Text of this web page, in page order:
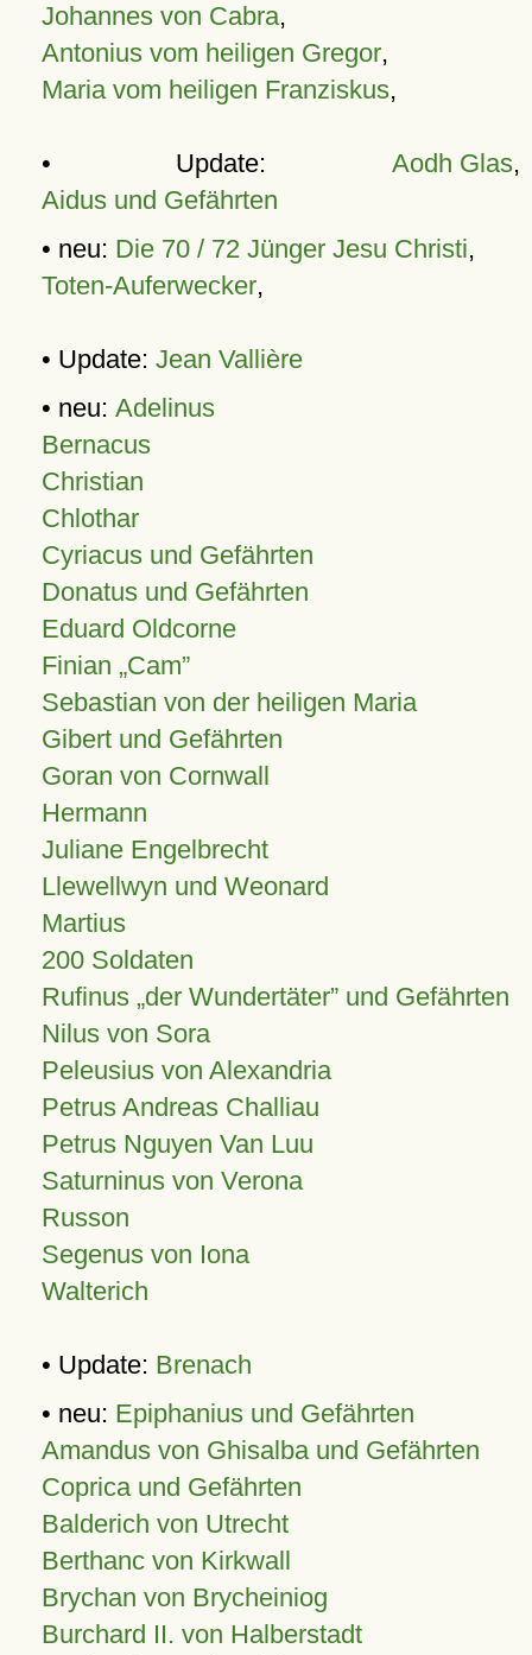
Johannes von Cabra,
Antonius vom heiligen Gregor,
Maria vom heiligen Franziskus,
• Update: Aodh Glas,
Aidus und Gefährten
• neu: Die 70 / 72 Jünger Jesu Christi,
Toten-Auferwecker,
• Update: Jean Vallière
• neu: Adelinus
Bernacus
Christian
Chlothar
Cyriacus und Gefährten
Donatus und Gefährten
Eduard Oldcorne
Finian Cam
Sebastian von der heiligen Maria
Gibert und Gefährten
Goran von Cornwall
Hermann
Juliane Engelbrecht
Llewellwyn und Weonard
Martius
200 Soldaten
Rufinus „der Wundertäter” und Gefährten
Nilus von Sora
Peleusius von Alexandria
Petrus Andreas Challiau
Petrus Nguyen Van Luu
Saturninus von Verona
Russon
Segenus von Iona
Walterich
• Update: Brenach
• neu: Epiphanius und Gefährten
Amandus von Ghisalba und Gefährten
Coprica und Gefährten
Balderich von Utrecht
Berthanc von Kirkwall
Brychan von Brycheiniog
Burchard II. von Halberstadt